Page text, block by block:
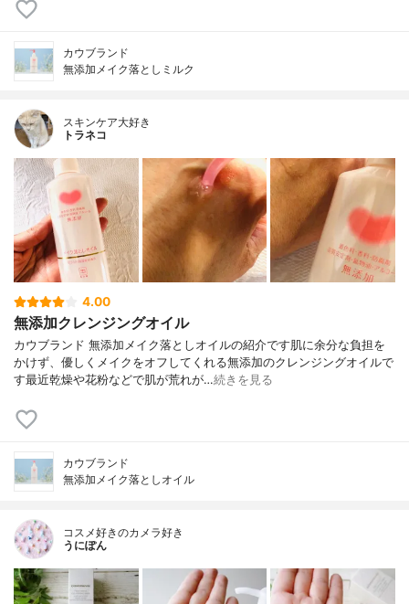
カウブランド
無添加メイク落としミルク
スキンケア大好き
トラネコ
4.00
無添加クレンジングオイル
カウブランド 無添加メイク落としオイルの紹介です肌に余分な負担を
かけず、優しくメイクをオフしてくれる無添加のクレンジングオイルで
す最近乾燥や花粉などで肌が荒れが…続きを見る
カウブランド
無添加メイク落としオイル
コスメ好きのカメラ好き
うにぽん